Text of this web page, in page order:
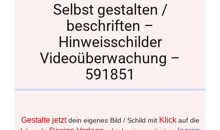
Selbst gestalten /
beschriften –
Hinweisschilder
Videoüberwachung –
591851
Gestalte jetztdein eigenes Bild / Schild mit Klickauf die